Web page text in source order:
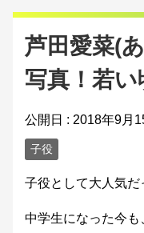
芦田愛菜(
写真！若
公開日 : 2018年9月
子役
子役として大人気だ
中学生になった今も